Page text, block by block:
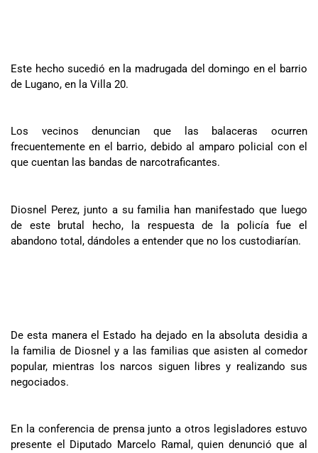
Este hecho sucedió en la madrugada del domingo en el barrio
de Lugano, en la Villa 20.
Los vecinos denuncian que las balaceras ocurren
frecuentemente en el barrio, debido al amparo policial con el
que cuentan las bandas de narcotraficantes.
Diosnel Perez, junto a su familia han manifestado que luego
de este brutal hecho, la respuesta de la policía fue el
abandono total, dándoles a entender que no los custodiarían.
De esta manera el Estado ha dejado en la absoluta desidia a
la familia de Diosnel y a las familias que asisten al comedor
popular, mientras los narcos siguen libres y realizando sus
negociados.
En la conferencia de prensa junto a otros legisladores estuvo
presente el Diputado Marcelo Ramal, quien denunció que al